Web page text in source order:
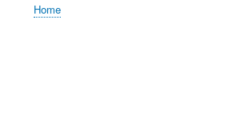
Breadcrumb
Home